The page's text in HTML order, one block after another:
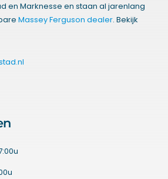
en Marknesse en staan al jarenlang
Massey Ferguson dealer. Bekijk